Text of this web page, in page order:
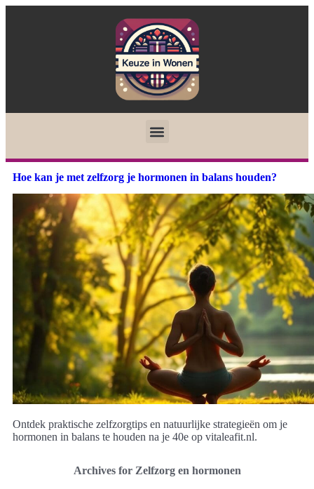
Hoe kan je met zelfzorg je hormonen in balans houden?
Ontdek praktische zelfzorgtips en natuurlijke strategieën om je
hormonen in balans te houden na je 40e op vitaleafit.nl.
Archives for Zelfzorg en hormonen